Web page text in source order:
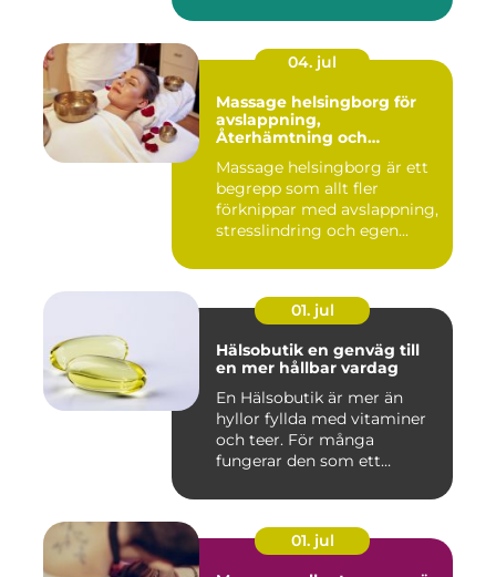
04. jul
Massage helsingborg för
avslappning,
Återhämtning och
Massage helsingborg är ett
begrepp som allt fler
förknippar med avslappning,
stresslindring och egen...
01. jul
Hälsobutik en genväg till
en mer hållbar vardag
En Hälsobutik är mer än
hyllor fyllda med vitaminer
och teer. För många
fungerar den som ett
01. jul